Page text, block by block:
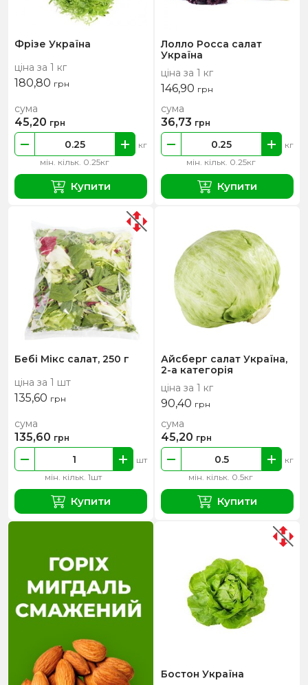
Фрізе Україна
ціна за 1 кг
180,80 грн
мін. кільк. 0.25кг
кг
сума
45,20 грн
Купити
Лолло Росса салат
Україна
ціна за 1 кг
146,90 грн
мін. кільк. 0.25кг
кг
сума
36,73 грн
Купити
Бебі Мікс салат, 250 г
ціна за 1 шт
135,60 грн
мін. кільк. 1шт
шт
сума
135,60 грн
Купити
Айсберг салат Україна,
2-а категорія
ціна за 1 кг
90,40 грн
мін. кільк. 0.5кг
кг
сума
45,20 грн
Купити
Бостон Україна